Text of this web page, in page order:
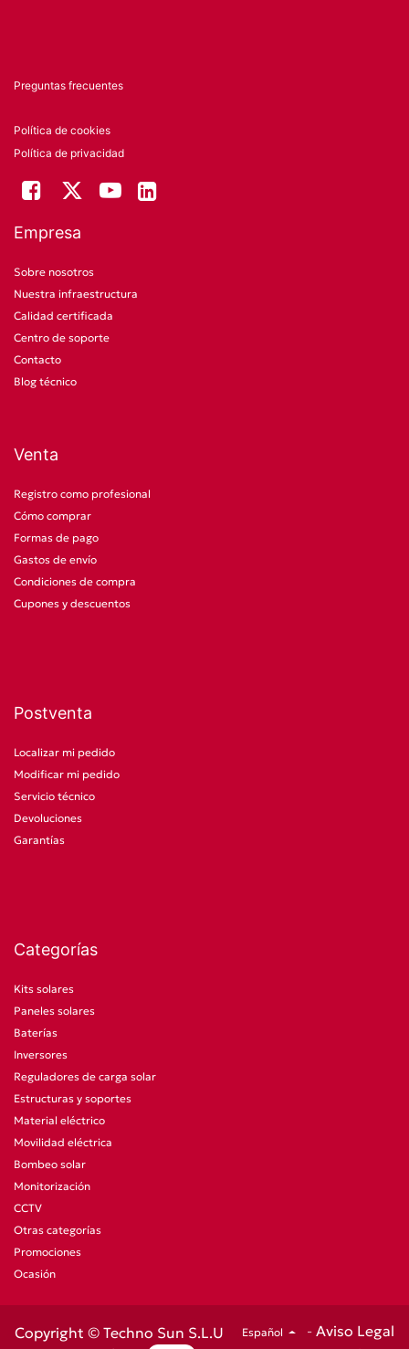
Preguntas frecuentes
Política de cookies
Política de privacidad
Empresa
Sobre nosotros
Nuestra infraestructura
Calidad certificada
Centro de soporte
Contacto
Blog técnico
Venta
Registro como profesional
Cómo comprar
Formas de pago
Gastos de envío
Condiciones de compra
Cupones y descuentos
Postventa
Localizar mi pedido
Modificar mi pedido
Servicio técnico
Devoluciones
Garantías
Categorías
Kits solares
Paneles solares
Baterías
Inversores
Reguladores de carga solar
Estructuras y soportes
Material eléctrico
Movilidad eléctrica
Bombeo solar
Monitorización
CCTV
Otras categorías
Promociones
Ocasión
Copyright © Techno Sun S.L.U Español - Aviso Legal